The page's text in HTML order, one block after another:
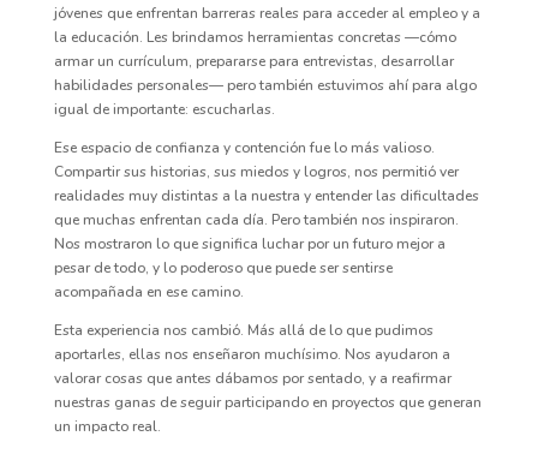
jóvenes que enfrentan barreras reales para acceder al empleo y a
la educación. Les brindamos herramientas concretas —cómo
armar un currículum, prepararse para entrevistas, desarrollar
habilidades personales— pero también estuvimos ahí para algo
igual de importante: escucharlas.
Ese espacio de confianza y contención fue lo más valioso.
Compartir sus historias, sus miedos y logros, nos permitió ver
realidades muy distintas a la nuestra y entender las dificultades
que muchas enfrentan cada día. Pero también nos inspiraron.
Nos mostraron lo que significa luchar por un futuro mejor a
pesar de todo, y lo poderoso que puede ser sentirse
acompañada en ese camino.
Esta experiencia nos cambió. Más allá de lo que pudimos
aportarles, ellas nos enseñaron muchísimo. Nos ayudaron a
valorar cosas que antes dábamos por sentado, y a reafirmar
nuestras ganas de seguir participando en proyectos que generan
un impacto real.